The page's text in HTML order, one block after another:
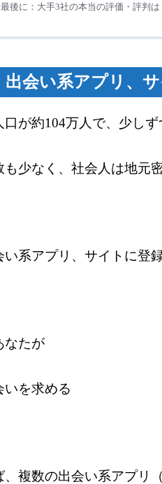
最後に：大手3社の本当の評価・評判は
出会い系アプリ、
口が約104万人で、少し
も少なく、社会人は地元
い系アプリ、サイトに登
なたが
いを求める
、複数の出会い系アプリ